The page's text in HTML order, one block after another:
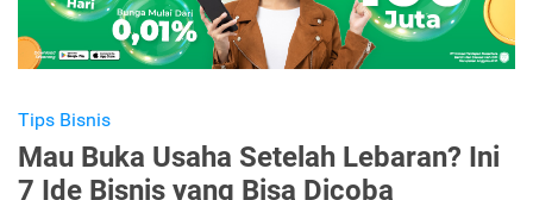
Tips Bisnis
Mau Buka Usaha Setelah Lebaran? Ini
7 Ide Bisnis yang Bisa Dicoba